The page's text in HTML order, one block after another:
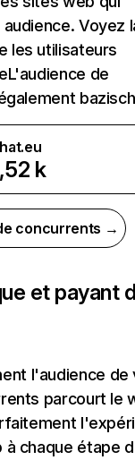
Voyez
les utilisateurs
de
k
concurrents →
et payant
l'audience de
parcourt le
chaque étape